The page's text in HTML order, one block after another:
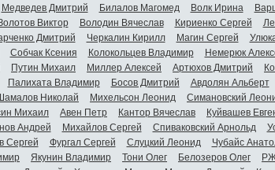
Медведев Дмитрий Билалов Магомед Волк Ирина
Виктор Володин Вячеслав Кириенко Сергей
Дмитрий Черкалин Кирилл Магин Сергей
Собчак Ксения Колокольцев Владимир Немерюк
Путин Михаил Миллер Алексей Артюхов Дмитрий
Палихата Владимир Босов Дмитрий Авдолян Альберт
Николай Михельсон Леонид Симановский
Михаил Авен Петр Кантор Вячеслав Куйвашев
Андрей Михайлов Сергей Спиваковский Арнольд
Сергей Фургал Сергей Слуцкий Леонид Чубайс
Якунин Владимир Тони Олег Белозеров Олег